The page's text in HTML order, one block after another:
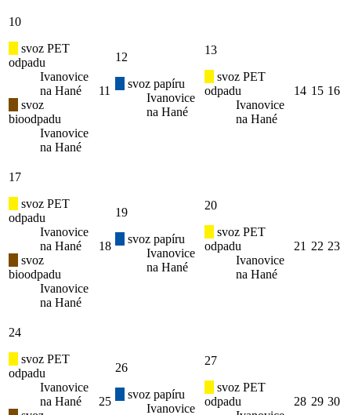
10
svoz PET
odpadu
Ivanovice
na Hané
svoz
bioodpadu
Ivanovice
na Hané
11
12
svoz papíru
Ivanovice
na Hané
13
svoz PET
odpadu
Ivanovice
na Hané
14 15 16
17
svoz PET
odpadu
Ivanovice
na Hané
svoz
bioodpadu
Ivanovice
na Hané
18
19
svoz papíru
Ivanovice
na Hané
20
svoz PET
odpadu
Ivanovice
na Hané
21 22 23
24
svoz PET
odpadu
Ivanovice
na Hané
25
26
svoz papíru
Ivanovice
27
svoz PET
odpadu
28 29 30